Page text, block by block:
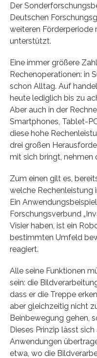
Der
Deutschen
weiteren Förderperiode
unterstützt.
Eine immer größere
Rechenoperationen: in
schon Alltag. Auf
heute lediglich bis zu
Aber auch in der
Smartphones, Tablet-
diese hohe
drei großen
mit sich bringt, nehmen
Zum einen gilt es,
welche Rechenleistung
Ein
Forschungsverbund
Visier haben, ist ein
bestimmten Umfeld
reagiert.
Alle seine Funktionen
sein: die
dass er die Treppe
aber gleichzeitig nicht
Beinbewegung gehen,
Dieses Prinzip lässt
Anwendungen
etwa, wo die